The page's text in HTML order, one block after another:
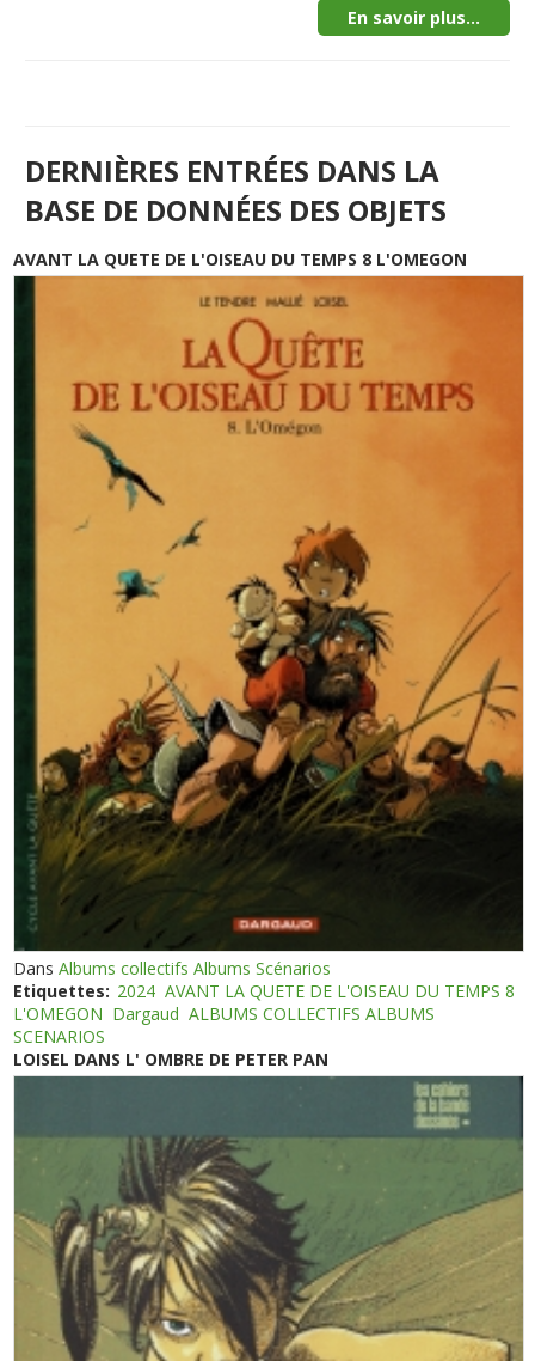
En savoir plus...
DERNIÈRES ENTRÉES DANS LA
BASE DE DONNÉES DES OBJETS
AVANT LA QUETE DE L'OISEAU DU TEMPS 8 L'OMEGON
DansAlbums collectifs Albums Scénarios
Etiquettes: 2024 AVANT LA QUETE DE L'OISEAU DU TEMPS 8
L'OMEGON Dargaud ALBUMS COLLECTIFS ALBUMS
SCENARIOS
LOISEL DANS L' OMBRE DE PETER PAN